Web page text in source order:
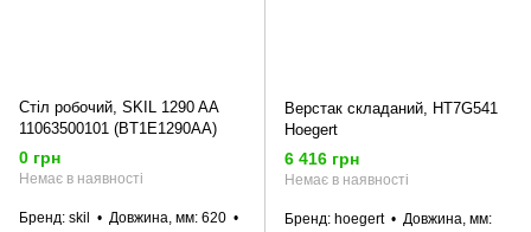
Стіл робочий, SKIL 1290 AA
11063500101 (BT1E1290AA)
0 грн
Немає в наявності
Бренд skil Довжина, мм 620
Верстак складаний, HT7G541
Hoegert
6 416 грн
Немає в наявності
Бренд hoegert
Довжина, мм